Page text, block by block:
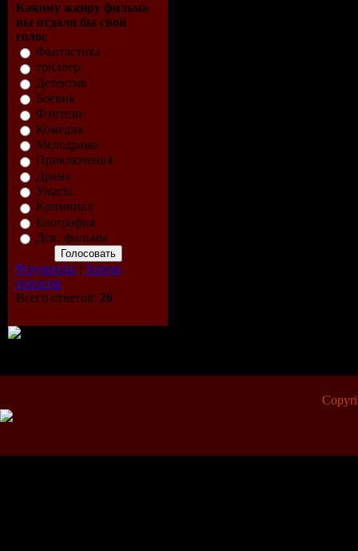
Какому жанру фильма
вы отдали бы свой
голос
Фантастика
триллер
Детектив
Боевик
Фэнтези
Комедиа
Мелодрама
Приключения
Драма
Ужасы
Криминал
Биография
Док. фильмы
Результаты | Архив
опросов
Всего ответов: 26